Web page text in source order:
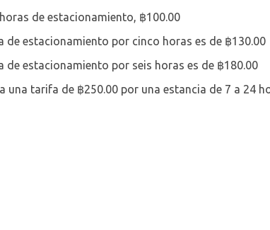
de estacionamiento, ฿100.00
de estacionamiento por cinco horas es de ฿130.00
de estacionamiento por seis horas es de ฿180.00
una tarifa de ฿250.00 por una estancia de 7 a 24